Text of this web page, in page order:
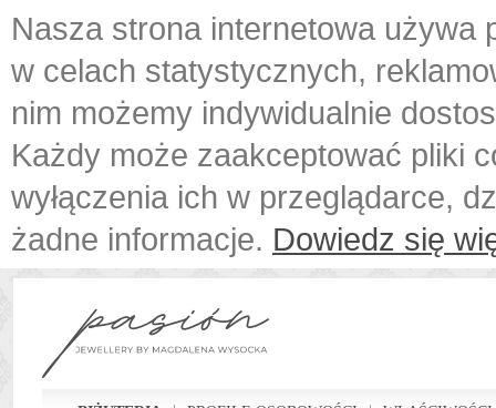
Nasza strona internetowa używa
w celach statystycznych,
nim możemy indywidualnie
Każdy może zaakceptować pliki
wyłączenia ich w przeglądarce,
żadne informacje. Dowiedz się